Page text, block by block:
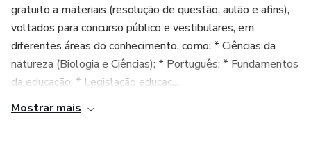
gratuito a materiais (resolução de questão, aulão e afins),
voltados para concurso público e vestibulares, em
diferentes áreas do conhecimento, como: * Ciências da
natureza (Biologia e Ciências); * Português; * Fundamentos
da educação; * Legislação educac...
Mostrar mais